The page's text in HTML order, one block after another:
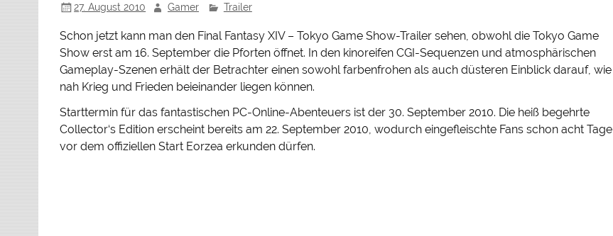
27. August 2010 Gamer Trailer
Schon jetzt kann man den Final Fantasy XIV – Tokyo Game Show-Trailer sehen, obwohl die Tokyo Game
Show erst am 16. September die Pforten öffnet. In den kinoreifen CGI-Sequenzen und atmosphärischen
Gameplay-Szenen erhält der Betrachter einen sowohl farbenfrohen als auch düsteren Einblick darauf, wie
nah Krieg und Frieden beieinander liegen können.
Starttermin für das fantastischen PC-Online-Abenteuers ist der 30. September 2010. Die heiß begehrte
Collector‘s Edition erscheint bereits am 22. September 2010, wodurch eingefleischte Fans schon acht Tage
vor dem offiziellen Start Eorzea erkunden dürfen.